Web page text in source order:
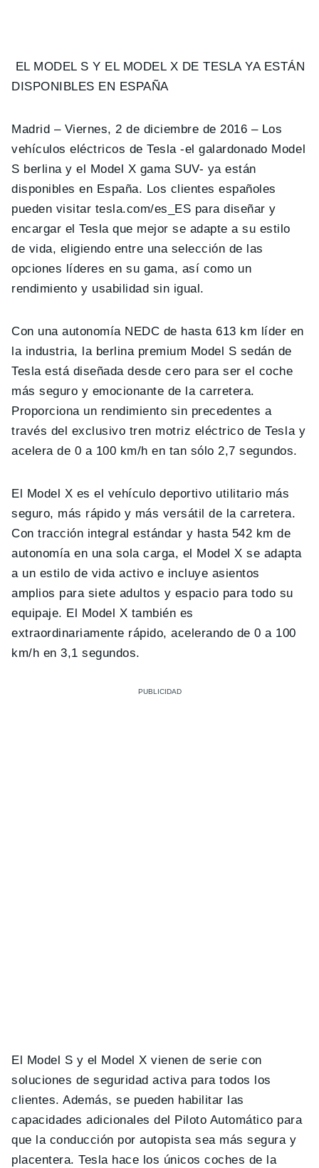
EL MODEL S Y EL MODEL X DE TESLA YA ESTÁN
DISPONIBLES EN ESPAÑA
Madrid – Viernes, 2 de diciembre de 2016 – Los
vehículos eléctricos de Tesla -el galardonado Model
S berlina y el Model X gama SUV- ya están
disponibles en España. Los clientes españoles
pueden visitar tesla.com/es_ES para diseñar y
encargar el Tesla que mejor se adapte a su estilo
de vida, eligiendo entre una selección de las
opciones líderes en su gama, así como un
rendimiento y usabilidad sin igual.
Con una autonomía NEDC de hasta 613 km líder en
la industria, la berlina premium Model S sedán de
Tesla está diseñada desde cero para ser el coche
más seguro y emocionante de la carretera.
Proporciona un rendimiento sin precedentes a
través del exclusivo tren motriz eléctrico de Tesla y
acelera de 0 a 100 km/h en tan sólo 2,7 segundos.
El Model X es el vehículo deportivo utilitario más
seguro, más rápido y más versátil de la carretera.
Con tracción integral estándar y hasta 542 km de
autonomía en una sola carga, el Model X se adapta
a un estilo de vida activo e incluye asientos
amplios para siete adultos y espacio para todo su
equipaje. El Model X también es
extraordinariamente rápido, acelerando de 0 a 100
km/h en 3,1 segundos.
El Model S y el Model X vienen de serie con
soluciones de seguridad activa para todos los
clientes. Además, se pueden habilitar las
capacidades adicionales del Piloto Automático para
que la conducción por autopista sea más segura y
placentera. Tesla hace los únicos coches de la